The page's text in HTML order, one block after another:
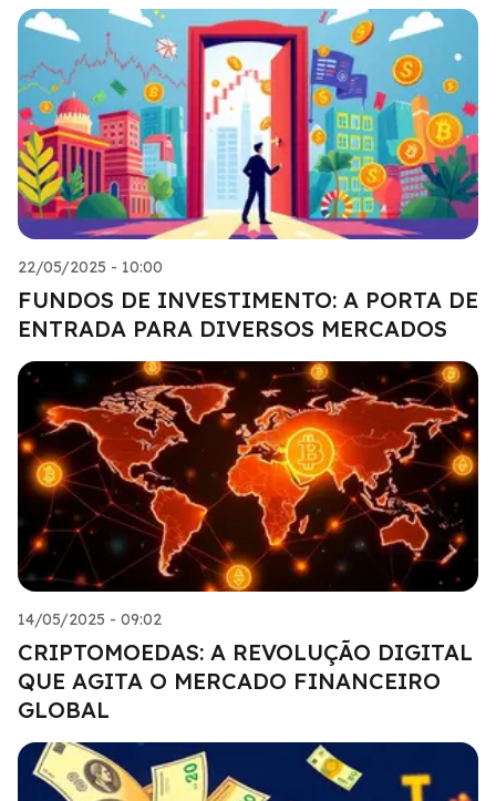
22/05/2025 - 10:00
FUNDOS DE INVESTIMENTO: A PORTA DE
ENTRADA PARA DIVERSOS MERCADOS
14/05/2025 - 09:02
CRIPTOMOEDAS: A REVOLUÇÃO DIGITAL
QUE AGITA O MERCADO FINANCEIRO
GLOBAL